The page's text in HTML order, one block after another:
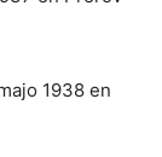
1938 en